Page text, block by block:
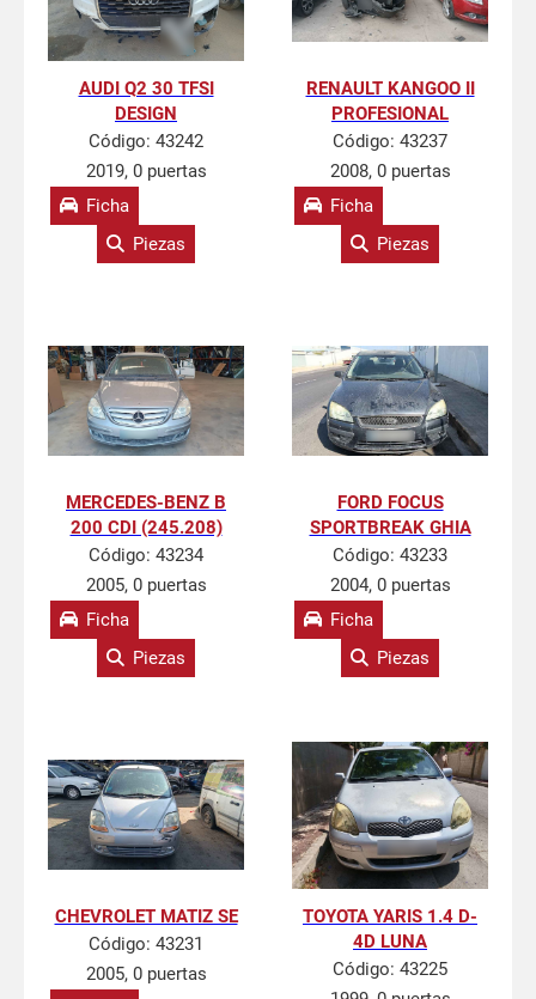
AUDI Q2 30 TFSI
DESIGN
Código: 43242
2019, 0 puertas
Ficha
Piezas
RENAULT KANGOO II
PROFESIONAL
Código: 43237
2008, 0 puertas
Ficha
Piezas
MERCEDES-BENZ B
200 CDI (245.208)
Código: 43234
2005, 0 puertas
Ficha
Piezas
FORD FOCUS
SPORTBREAK GHIA
Código: 43233
2004, 0 puertas
Ficha
Piezas
CHEVROLET MATIZ SE
Código: 43231
2005, 0 puertas
TOYOTA YARIS 1.4 D-
4D LUNA
Código: 43225